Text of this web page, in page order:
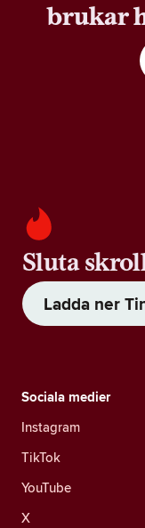
brukar
Sluta
Ladda ner
Sociala medier
Instagram
TikTok
YouTube
X